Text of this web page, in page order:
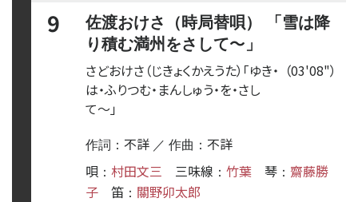
9
佐渡おけさ（時局替唄） 「雪は降
り積む満州をさして〜 」
（03'08"）
さどおけさ（じきょくかえうた）「ゆき・
は・ふりつむ・まんしゅう・を・さし
て〜 」
作詞： 不詳 ／ 作曲： 不詳
唄 ： 村田文三 三味線 ： 竹葉 琴 ： 齋藤勝
子
笛 ： 關野卯太郎